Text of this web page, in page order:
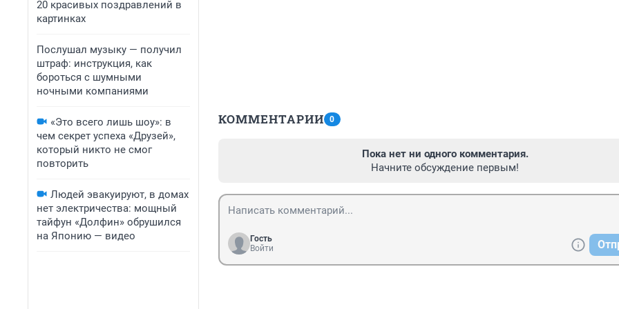
20 красивых поздравлений в
картинках
Послушал музыку — получил
штраф: инструкция, как
бороться с шумными
ночными компаниями
«Это всего лишь шоу»: в
чем секрет успеха «Друзей»,
который никто не смог
повторить
Людей эвакуируют, в домах
нет электричества: мощный
тайфун «Долфин» обрушился
на Японию — видео
КОММЕНТАРИИ 0
Пока нет ни одного комментария.
Начните обсуждение первым!
Гость
Войти